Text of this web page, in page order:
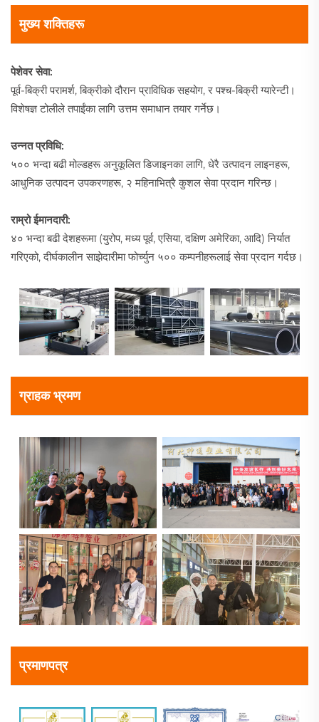
मुख्य शक्तिहरू
पेशेवर सेवा:
पूर्व-बिक्री परामर्श, बिक्रीको दौरान प्राविधिक सहयोग, र पश्च-बिक्री ग्यारेन्टी।
विशेषज्ञ टोलीले तपाईंका लागि उत्तम समाधान तयार गर्नेछ।
उन्नत प्रविधि:
५०० भन्दा बढी मोल्डहरू अनुकूलित डिजाइनका लागि, धेरै उत्पादन लाइनहरू,
आधुनिक उत्पादन उपकरणहरू, २ महिनाभित्रै कुशल सेवा प्रदान गरिन्छ।
राम्रो ईमानदारी:
४० भन्दा बढी देशहरूमा (युरोप, मध्य पूर्व, एसिया, दक्षिण अमेरिका, आदि) निर्यात
गरिएको, दीर्घकालीन साझेदारीमा फोर्च्युन ५०० कम्पनीहरूलाई सेवा प्रदान गर्दछ।
ग्राहक भ्रमण
प्रमाणपत्र